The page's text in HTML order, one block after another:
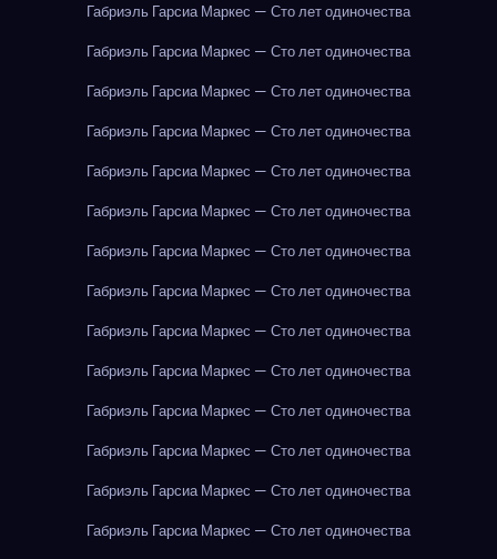
Габриэль Гарсиа Маркес — Сто лет одиночества
Габриэль Гарсиа Маркес — Сто лет одиночества
Габриэль Гарсиа Маркес — Сто лет одиночества
Габриэль Гарсиа Маркес — Сто лет одиночества
Габриэль Гарсиа Маркес — Сто лет одиночества
Габриэль Гарсиа Маркес — Сто лет одиночества
Габриэль Гарсиа Маркес — Сто лет одиночества
Габриэль Гарсиа Маркес — Сто лет одиночества
Габриэль Гарсиа Маркес — Сто лет одиночества
Габриэль Гарсиа Маркес — Сто лет одиночества
Габриэль Гарсиа Маркес — Сто лет одиночества
Габриэль Гарсиа Маркес — Сто лет одиночества
Габриэль Гарсиа Маркес — Сто лет одиночества
Габриэль Гарсиа Маркес — Сто лет одиночества